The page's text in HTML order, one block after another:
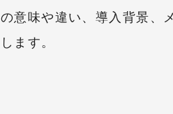
意味や違い、導入背景、
ます。